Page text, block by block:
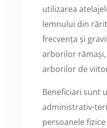
utilizarea
lemnului din
frecvența și
arborilor
arborilor de
Beneficiari sunt
administrativ-
persoanele